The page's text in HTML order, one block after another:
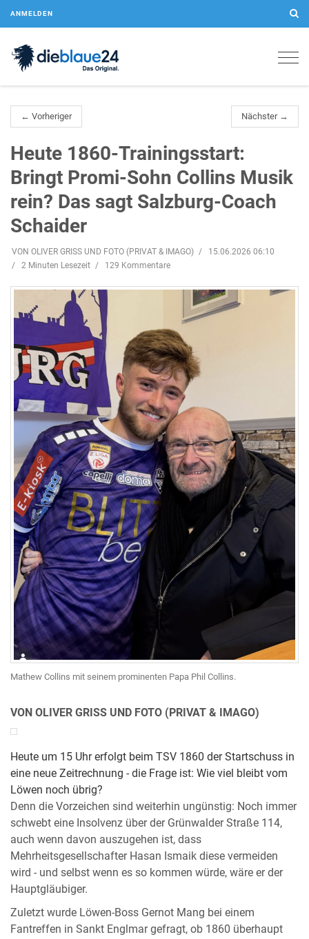
ANMELDEN
← Vorheriger Nächster →
Heute 1860-Trainingsstart:
Bringt Promi-Sohn Collins Musik
rein? Das sagt Salzburg-Coach
Schaider
VON OLIVER GRISS UND FOTO (PRIVAT & IMAGO)
15.06.2026 06:10
2 Minuten Lesezeit
129 Kommentare
Mathew Collins mit seinem prominenten Papa Phil Collins.
VON OLIVER GRISS UND FOTO (PRIVAT & IMAGO)
Heute um 15 Uhr erfolgt beim TSV 1860 der Startschuss in
eine neue Zeitrechnung - die Frage ist: Wie viel bleibt vom
Löwen noch übrig?
Denn die Vorzeichen sind weiterhin ungünstig: Noch immer
schwebt eine Insolvenz über der Grünwalder Straße 114,
auch wenn davon auszugehen ist, dass
Mehrheitsgesellschafter Hasan Ismaik diese vermeiden
wird - und selbst wenn es so kommen würde, wäre er der
Hauptgläubiger.
Zuletzt wurde Löwen-Boss Gernot Mang bei einem
Fantreffen in Sankt Englmar gefragt, ob 1860 überhaupt